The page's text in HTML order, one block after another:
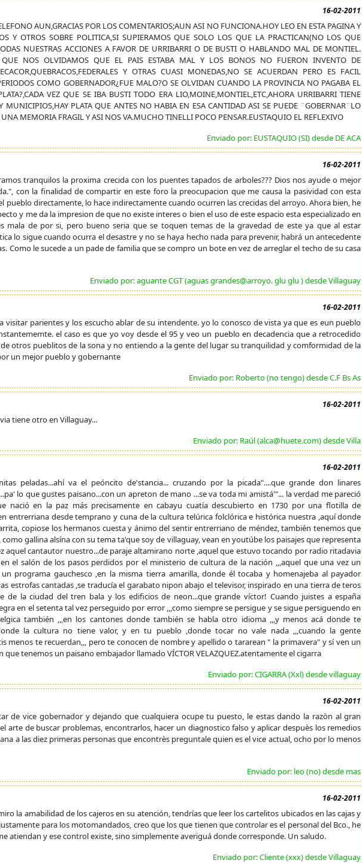
16-02-2011
AUN,GRACIAS POR LOS COMENTARIOS;AUN ASI NO FUNCIONA.HOY LEO EN ESTA PAGINA Y
Y OTROS SOBRE POLITICA,SI SUPIERAMOS QUE SOLO LOS QUE LA PRACTICAN(NO LOS QUE
NUESTRAS ACCIONES A FAVOR DE URRIBARRI O DE BUSTI O HABLANDO MAL DE MONTIEL.
QUE NOS OLVIDAMOS QUE EL PAIS ESTABA MAL Y LOS BONOS NO FUERON INVENTO DE
Y OTRAS CUASI MONEDAS,NO SE ACUERDAN PERO ES FACIL
COMO GOBERNADOR¿FUE MALO?O SE OLVIDAN CUANDO LA PROVINCIA NO PAGABA EL
VEZ QUE SE IBA BUSTI TODO ERA LIO,MOINE,MONTIEL,ETC,AHORA URRIBARRI TIENE
MUNICIPIOS,HAY PLATA QUE ANTES NO HABIA EN ESA CANTIDAD ASI SE PUEDE ¨GOBERNAR¨LO
MEMORIA FRAGIL Y ASI NOS VA.MUCHO TINELLI POCO PENSAR.EUSTAQUIO EL REFLEXIVO
Enviado por: EUSTAQUIO (SI) desde DE ACA
16-02-2011
tranquilos la proxima crecida con los puentes tapados de arboles??? Dios nos ayude o mejor
con la finalidad de compartir en este foro la preocupacion que me causa la pasividad con esta
pueblo directamente, lo hace indirectamente cuando ocurren las crecidas del arroyo. Ahora bien, he
y me da la impresion de que no existe interes o bien el uso de este espacio esta especializado en
mala de por si, pero bueno seria que se toquen temas de la gravedad de este ya que al estar
lo sigue cuando ocurra el desastre y no se haya hecho nada para prevenir, habrá un antecedente
Como le sucede a un pade de familia que se compro un bote en vez de arreglar el techo de su casa
Enviado por: aguante CGT (aguas grandes@arroyo. glu glu ) desde Villaguay
16-02-2011
visitar parientes y los escucho ablar de su intendente. yo lo conosco de vista ya que es eun pueblo
el caso es que yo voy desde el 95 y veo un pueblo en decadencia que a retrocedido
otros pueblitos de la sona y no entiendo a la gente del lugar su tranquilidad y comformidad de la
un mejor pueblo y gobernante
Enviado por: Roberto (no tengo) desde C.F Bs As
16-02-2011
tiene otro en Villaguay...
Enviado por: Raúl (alca@huete.com) desde Villa
16-02-2011
peladas...ahí va el peóncito de'stancia... cruzando por la picada"....que grande don linares
lo que gustes paisano...con un apreton de mano ...se va toda mi amistá'"... la verdad me pareció
nació en la paz más precisamente en cabayu cuatía descubierto en 1730 por una flotilla de
entrerriana desde temprano y cuna de la cultura telúrica folclórica e histórica nuestra ,aquí donde
copiose los hermanos cuesta y ánimo del sentir entrerriano de méndez, también tenemos que
gallina alsína con su tema ta'que soy de villaguay, vean en youtúbe los paisajes que representa
aquel cantautor nuestro...de paraje altamirano norte ,aquel que estuvo tocando por radio ritadavia
el salón de los pasos perdidos por el ministerio de cultura de la nación ,,,aquel que una vez un
programa gauchesco ,en la misma tierra amarilla, donde él tocaba y homenajeba al payador
estrofas cantadas ,se traducía el garabato nipon abajo el televisor, inspirado en una tierra de teros
de la ciudad del tren bala y los edificios de neon...que grande víctor! Cuando juistes a españa
en el setenta tal vez perseguido por error ,,,como siempre se persigue y se sigue persiguendo en
también ,,,en los cantones donde también se habla otro idioma ,,,y menos acá donde te
la cultura no tiene valor, y en tu pueblo ,donde tocar no vale nada ,,,cuando la gente
menos te recuerdan,,, pero te conocen de nombre y apellido o tararean " la primavera" y sí ven un
tenemos un paisano embajador llamado VÍCTOR VELAZQUEZ.atentamente el cigarra
Enviado por: CIGARRA (Xxl) desde villaguay
16-02-2011
de vice gobernador y dejando que cualquiera ocupe tu puesto, le estas dando la razòn al gran
arte de buscar problemas, encontrarlos, hacer un diagnostico falso y aplicar despuès los remedios
a las diez primeras personas que encontrès preguntale quien es el vice actual, ocho por lo menos
Enviado por: leo (no) desde mas
16-02-2011
la amabilidad de los cajeros en su atención, tendrías que leer los cartelitos ubicados en las cajas y
para los motomandados, creo que los que tienen que controlar es el personal del Bco., he
atiendan y ese control existe, sino simplemente averiguá donde corresponde. Un saludo.
Enviado por: Cliente (xxx) desde Villaguay